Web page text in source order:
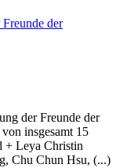
der Freunde der
insgesamt 15
+ Leya Christin
Chu Chun Hsu, (...)